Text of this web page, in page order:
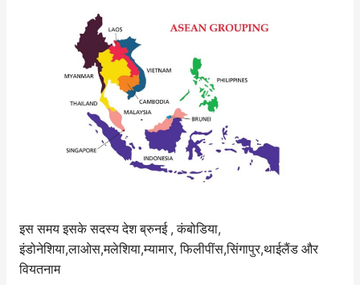
इस समय इसके सदस्य देश ब्रुनई , कंबोडिया,
इंडोनेशिया,लाओस,मलेशिया,म्यामार, फिलीपींस,सिंगापुर,थाईलैंड और
वियतनाम